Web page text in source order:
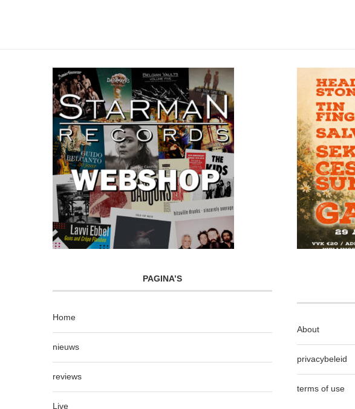
PAGINA’S
Home
nieuws
reviews
Live
About
privacybeleid
terms of use